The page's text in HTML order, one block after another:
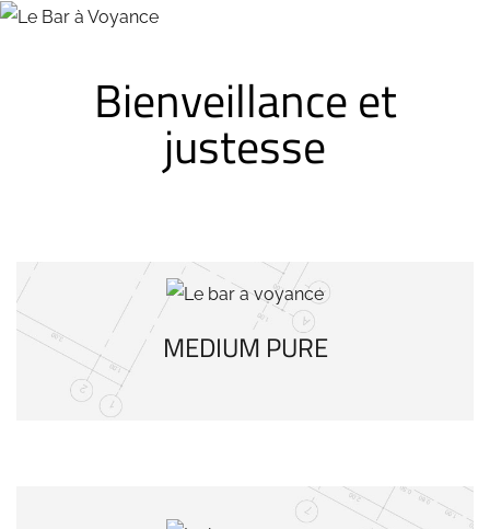
Bienveillance et
justesse
MEDIUM PURE